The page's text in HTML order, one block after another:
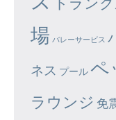
場 バレーサービス
ネス プール ペ
ラウンジ 免